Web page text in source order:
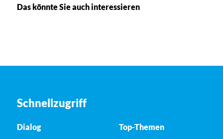
Das könnte Sie auch interessieren
Schnellzugriff
Dialog
Top-Themen